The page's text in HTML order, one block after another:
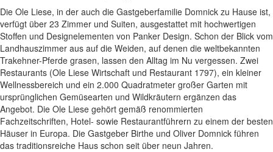
Die Ole Liese, in der auch die Gastgeberfamilie Domnick zu Hause ist,
verfügt über 23 Zimmer und Suiten, ausgestattet mit hochwertigen
Stoffen und Designelementen von Panker Design. Schon der Blick vom
Landhauszimmer aus auf die Weiden, auf denen die weltbekannten
Trakehner-Pferde grasen, lassen den Alltag im Nu vergessen. Zwei
Restaurants (Ole Liese Wirtschaft und Restaurant 1797), ein kleiner
Wellnessbereich und ein 2.000 Quadratmeter großer Garten mit
ursprünglichen Gemüsearten und Wildkräutern ergänzen das
Angebot. Die Ole Liese gehört gemäß renommierten
Fachzeitschriften, Hotel- sowie Restaurantführern zu einem der besten
Häuser in Europa. Die Gastgeber Birthe und Oliver Domnick führen
das traditionsreiche Haus schon seit über neun Jahren.